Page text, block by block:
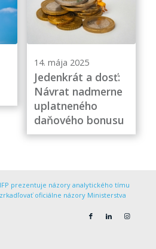
14. mája 2025
Jedenkrát a dosť:
Návrat nadmerne
uplatneného
daňového bonusu
prezentuje názory analytického tímu
oficiálne názory Ministerstva